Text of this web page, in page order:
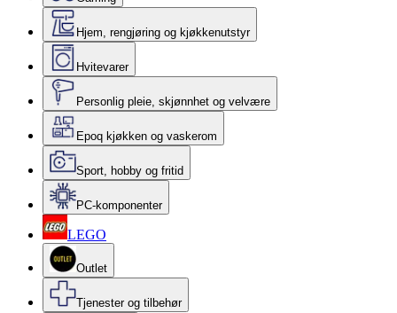
Hjem, rengjøring og kjøkkenutstyr
Hvitevarer
Personlig pleie, skjønnhet og velvære
Epoq kjøkken og vaskerom
Sport, hobby og fritid
PC-komponenter
LEGO
Outlet
Tjenester og tilbehør